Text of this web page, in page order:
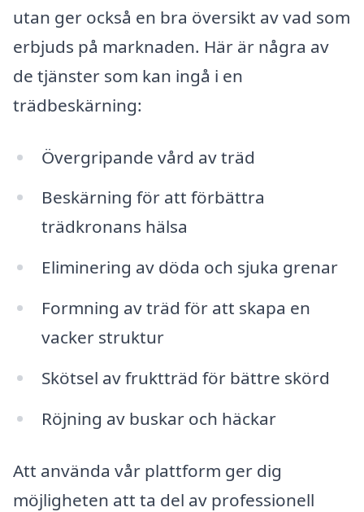
utan ger också en bra översikt av vad som
erbjuds på marknaden. Här är några av
de tjänster som kan ingå i en
trädbeskärning:
Övergripande vård av träd
Beskärning för att förbättra
trädkronans hälsa
Eliminering av döda och sjuka grenar
Formning av träd för att skapa en
vacker struktur
Skötsel av fruktträd för bättre skörd
Röjning av buskar och häckar
Att använda vår plattform ger dig
möjligheten att ta del av professionell